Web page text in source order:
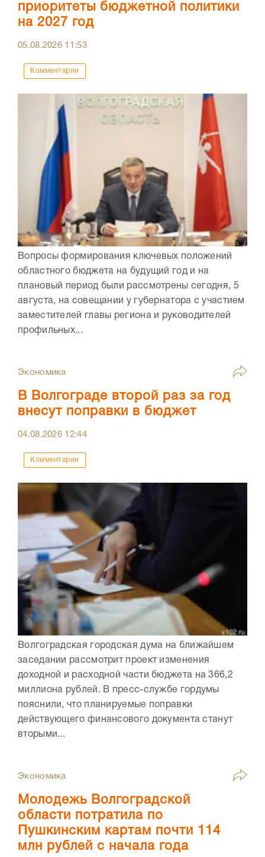
приоритеты бюджетной политики
на 2027 год
05.08.2026 11:53
Комментарии
Вопросы формирования ключевых положений
областного бюджета на будущий год и на
плановый период были рассмотрены сегодня, 5
августа, на совещании у губернатора с участием
заместителей главы региона и руководителей
профильных...
Экономика
В Волгограде второй раз за год
внесут поправки в бюджет
04.08.2026 12:44
Комментарии
Волгоградская городская дума на ближайшем
заседании рассмотрит проект изменения
доходной и расходной части бюджета на 366,2
миллиона рублей. В пресс-службе гордумы
пояснили, что планируемые поправки
действующего финансового документа станут
вторыми...
Экономика
Молодежь Волгоградской
области потратила по
Пушкинским картам почти 114
млн рублей с начала года